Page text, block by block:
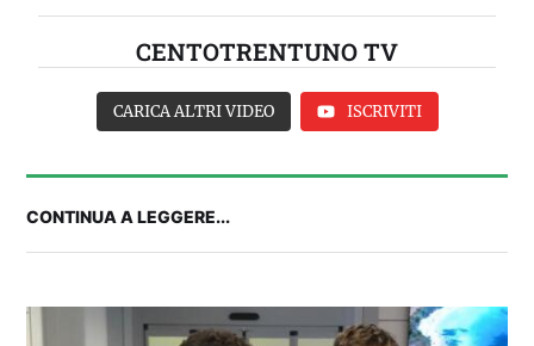
CENTOTRENTUNO TV
CARICA ALTRI VIDEO ISCRIVITI
CONTINUA A LEGGERE...